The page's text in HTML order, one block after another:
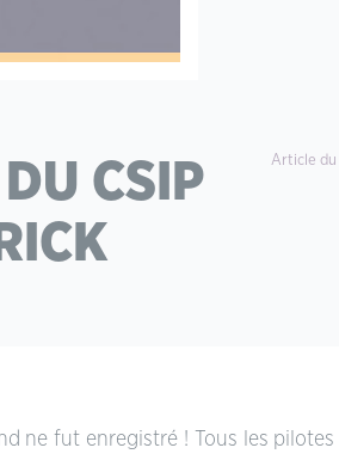
Article du
CSIP
ne fut enregistré ! Tous les